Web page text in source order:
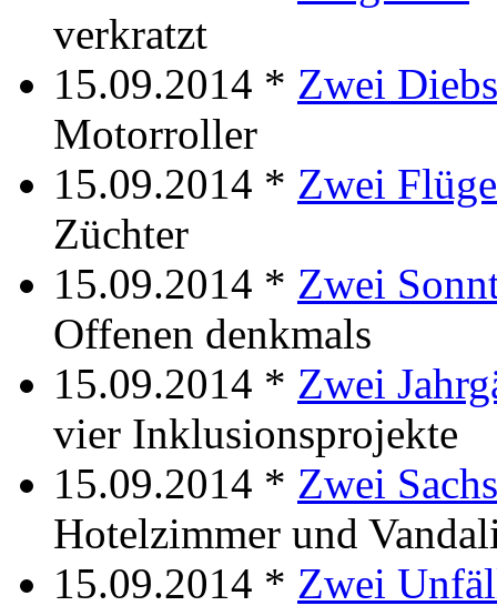
verkratzt
15.09.2014 * Zwei
Motorroller
15.09.2014 * Zwei Flüge
Züchter
15.09.2014 * Zwei
Offenen denkmals
15.09.2014 * Zwei
vier Inklusionsprojekte
15.09.2014 * Zwei
Hotelzimmer und
15.09.2014 * Zwei